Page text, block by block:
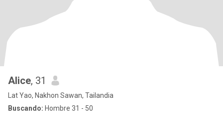
Alice, 31
Lat Yao, Nakhon Sawan, Tailandia
Buscando: Hombre 31 - 50